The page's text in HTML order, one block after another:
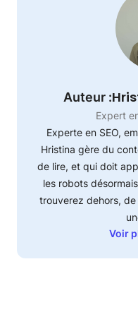
Auteur :
Expert
Experte en SEO,
Hristina gère du
de lire, et qui doit
les robots
trouverez dehors,
Voir